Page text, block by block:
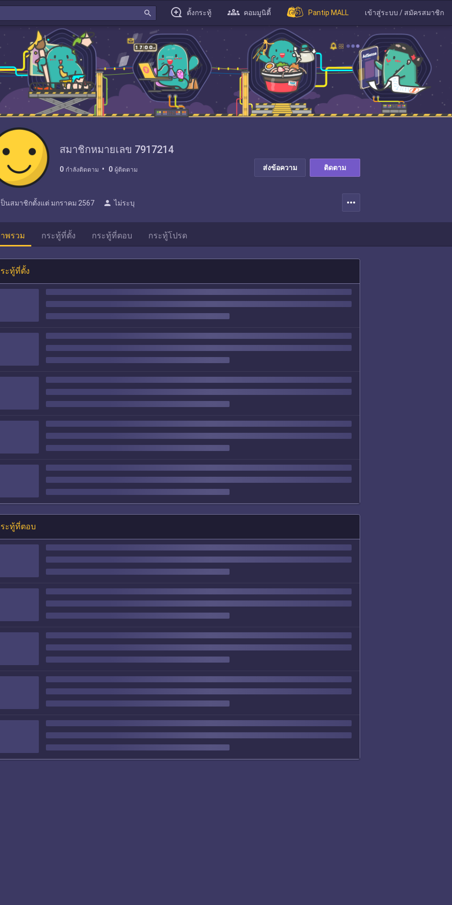
search ตั้งกระทู้ คอมมูนิตี้ Pantip MALL เข้าสู่ระบบ / สมัครสมาชิก
สมาชิกหมายเลข 7917214
0 กำลังติดตาม 0 ผู้ติดตาม ส่งข้อความ ติดตาม
ป็นสมาชิกตั้งแต่ มกราคม 2567 person ไม่ระบุ more_horiz
พรวม กระทู้ที่ตั้ง กระทู้ที่ตอบ กระทู้โปรด
ะทู้ที่ตั้ง
ะทู้ที่ตอบ